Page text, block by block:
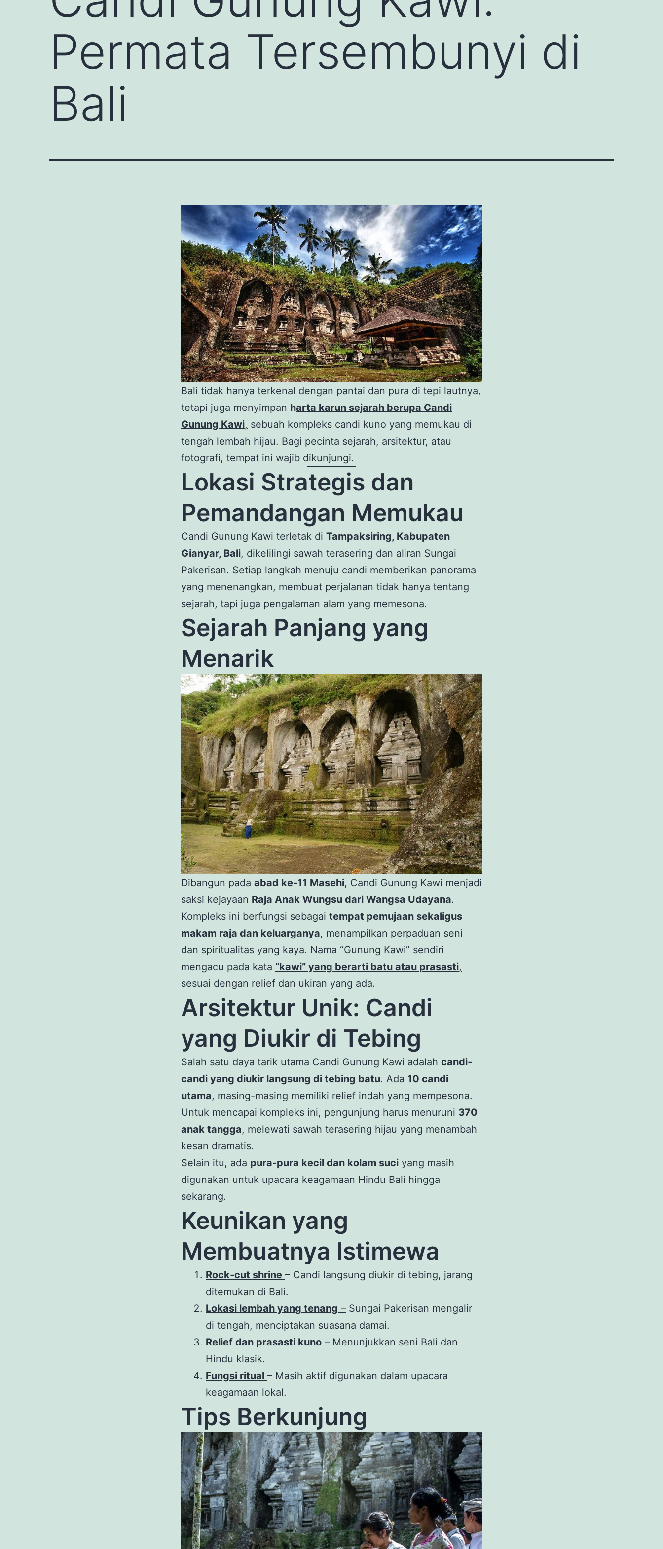
Permata Tersembunyi di
Bali
Bali tidak hanya terkenal dengan pantai dan pura di tepi lautnya,
tetapi juga menyimpan harta karun sejarah berupa Candi
Gunung Kawi, sebuah kompleks candi kuno yang memukau di
tengah lembah hijau. Bagi pecinta sejarah, arsitektur, atau
fotografi, tempat ini wajib dikunjungi.
Lokasi Strategis dan
Pemandangan Memukau
Candi Gunung Kawi terletak di Tampaksiring, Kabupaten
Gianyar, Bali, dikelilingi sawah terasering dan aliran Sungai
Pakerisan. Setiap langkah menuju candi memberikan panorama
yang menenangkan, membuat perjalanan tidak hanya tentang
sejarah, tapi juga pengalaman alam yang memesona.
Sejarah Panjang yang
Menarik
Dibangun pada abad ke-11 Masehi, Candi Gunung Kawi menjadi
saksi kejayaan Raja Anak Wungsu dari Wangsa Udayana.
Kompleks ini berfungsi sebagai tempat pemujaan sekaligus
makam raja dan keluarganya, menampilkan perpaduan seni
dan spiritualitas yang kaya. Nama “Gunung Kawi” sendiri
mengacu pada kata “kawi” yang berarti batu atau prasasti,
sesuai dengan relief dan ukiran yang ada.
Arsitektur Unik: Candi
yang Diukir di Tebing
Salah satu daya tarik utama Candi Gunung Kawi adalah candi-
candi yang diukir langsung di tebing batu. Ada 10 candi
utama, masing-masing memiliki relief indah yang mempesona.
Untuk mencapai kompleks ini, pengunjung harus menuruni 370
anak tangga, melewati sawah terasering hijau yang menambah
kesan dramatis.
Selain itu, ada pura-pura kecil dan kolam suci yang masih
digunakan untuk upacara keagamaan Hindu Bali hingga
sekarang.
Keunikan yang
Membuatnya Istimewa
Rock-cut shrine – Candi langsung diukir di tebing, jarang
ditemukan di Bali.
Lokasi lembah yang tenang – Sungai Pakerisan mengalir
di tengah, menciptakan suasana damai.
Relief dan prasasti kuno – Menunjukkan seni Bali dan
Hindu klasik.
Fungsi ritual – Masih aktif digunakan dalam upacara
keagamaan lokal.
Tips Berkunjung